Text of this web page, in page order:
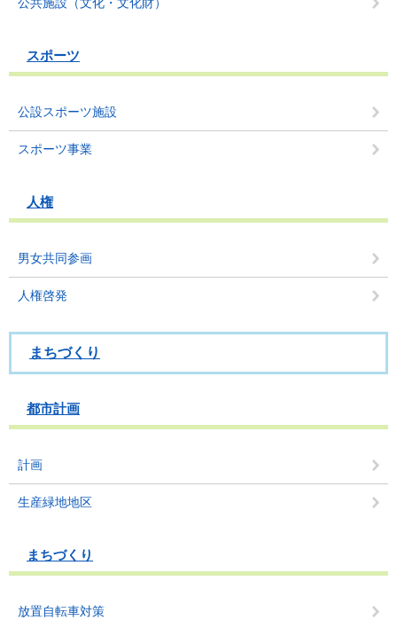
スポーツ
公設スポーツ施設
スポーツ事業
人権
男女共同参画
人権啓発
まちづくり
都市計画
計画
生産緑地地区
まちづくり
放置自転車対策